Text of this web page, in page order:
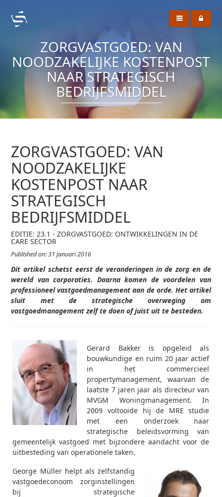
ZORGVASTGOED: VAN
NOODZAKELIJKE KOSTENPOST
NAAR STRATEGISCH
BEDRIJFSMIDDEL
ZORGVASTGOED: VAN
NOODZAKELIJKE
KOSTENPOST NAAR
STRATEGISCH
BEDRIJFSMIDDEL
EDITIE: 23.1 - ZORGVASTGOED: ONTWIKKELINGEN IN DE
CARE SECTOR
Published on: 31 januari 2016
Dit artikel schetst eerst de veranderingen in de zorg en de
wereld van corporaties. Daarna komen de voordelen van
professioneel vastgoedmanagement aan de orde. Het artikel
sluit met de strategische overweging om
vastgoedmanagement zelf te doen of juist uit te besteden.
Gerard Bakker is opgeleid als
bouwkundige en ruim 20 jaar actief
in het commercieel
propertymanagement, waarvan de
laatste 7 jaren jaar als directeur van
MVGM Woningmanagement. In
2009 voltooide hij de MRE studie
met een onderzoek naar
strategische beleidsvorming van
gemeentelijk vastgoed met bijzondere aandacht voor de
uitbesteding van operationele taken.
George Müller helpt als zelfstandig
vastgoedeconoom zorginstellingen
bij strategische